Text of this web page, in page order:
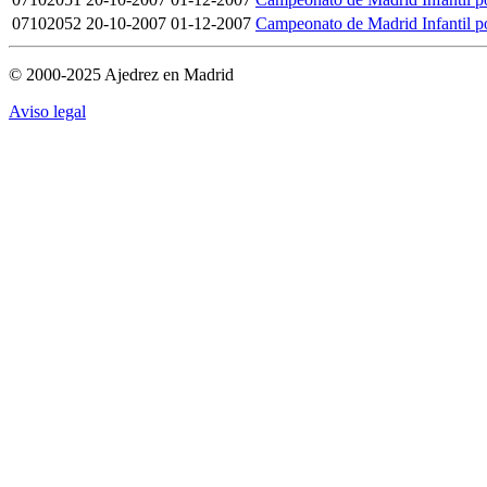
07102052 20-10-2007 01-12-2007 Campeonato de Madrid Infantil
© 2000-2025 Ajedrez en Madrid
Aviso legal